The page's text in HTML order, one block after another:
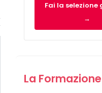
Fai la
→
La Formazione